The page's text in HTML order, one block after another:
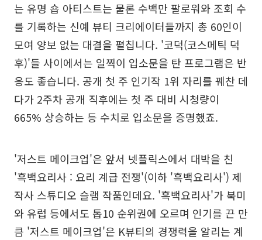
는 유명 숍 아티스트는 물론 수백만 팔로워와 조회 수
를 기록하는 신예 뷰티 크리에이터들까지 총 60인이
모여 양보 없는 대결을 펼칩니다. '코덕(코스메틱 덕
후)'들 사이에서는 일찍이 입소문을 탄 프로그램은 반
응도 좋습니다. 공개 첫 주 인기작 1위 자리를 꿰찬 데
다가 2주차 공개 직후에는 첫 주 대비 시청량이
665% 상승하는 등 수치로 입소문을 증명했죠.
'저스트 메이크업'은 앞서 넷플릭스에서 대박을 친
'흑백요리사 : 요리 계급 전쟁'(이하 '흑백요리사') 제
작사 스튜디오 슬램 작품인데요. '흑백요리사'가 북미
와 유럽 등에서도 톱10 순위권에 오르며 인기를 끈 만
큼 '저스트 메이크업'은 K뷰티의 경쟁력을 알리는 계